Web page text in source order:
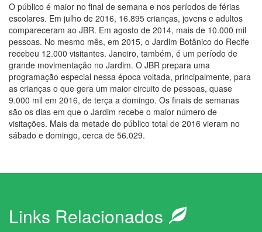
O público é maior no final de semana e nos períodos de férias
escolares. Em julho de 2016, 16.895 crianças, jovens e adultos
compareceram ao JBR. Em agosto de 2014, mais de 10.000 mil
pessoas. No mesmo mês, em 2015, o Jardim Botânico do Recife
recebeu 12.000 visitantes. Janeiro, também, é um período de
grande movimentação no Jardim. O JBR prepara uma
programação especial nessa época voltada, principalmente, para
as crianças o que gera um maior circuito de pessoas, quase
9.000 mil em 2016, de terça a domingo. Os finais de semanas
são os dias em que o Jardim recebe o maior número de
visitações. Mais da metade do público total de 2016 vieram no
sábado e domingo, cerca de 56.029.
Links Relacionados